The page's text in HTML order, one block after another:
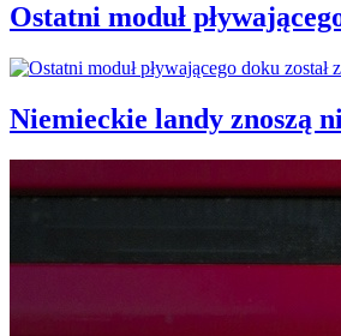
Ostatni moduł
Niemieckie landy znoszą